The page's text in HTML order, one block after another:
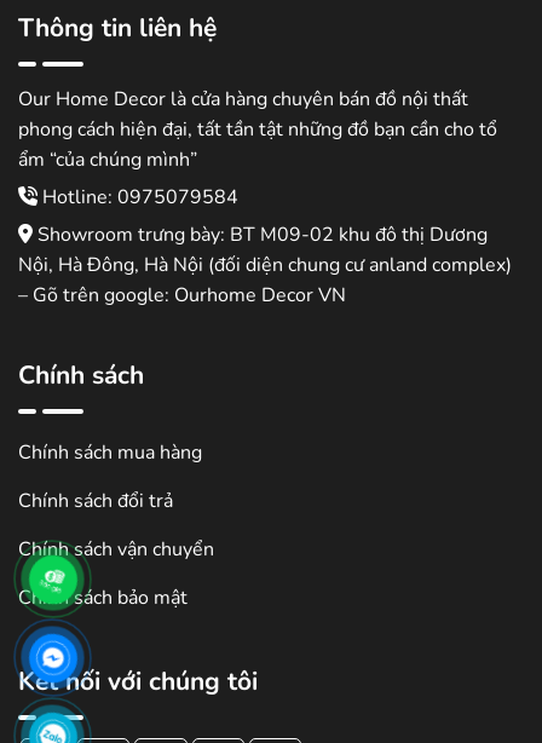
Thông tin liên hệ
Our Home Decor là cửa hàng chuyên bán đồ nội thất
phong cách hiện đại, tất tần tật những đồ bạn cần cho tổ
ẩm “của chúng mình”
Hotline: 0975079584
Showroom trưng bày: BT M09-02 khu đô thị Dương
Nội, Hà Đông, Hà Nội (đối diện chung cư anland complex)
– Gõ trên google: Ourhome Decor VN
Chính sách
Chính sách mua hàng
Chính sách đổi trả
Chính sách vận chuyển
Chính sách bảo mật
Kết nối với chúng tôi